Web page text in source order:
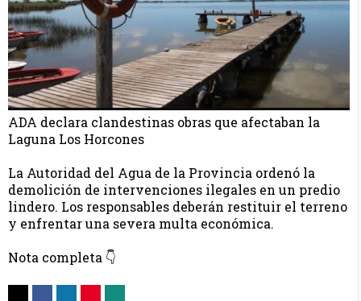
ADA declara clandestinas obras que afectaban la
Laguna Los Horcones
La Autoridad del Agua de la Provincia ordenó la
demolición de intervenciones ilegales en un predio
lindero. Los responsables deberán restituir el terreno
y enfrentar una severa multa económica.
Nota completa 👇